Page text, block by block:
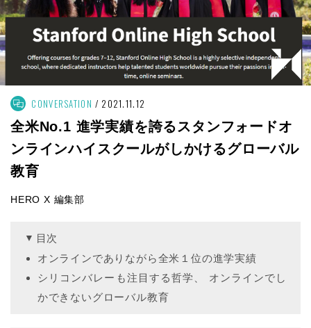
CONVERSATION 2021.11.12
全米No.1 進学実績を誇るスタンフォードオ
ンラインハイスクールがしかけるグローバル
教育
HERO X 編集部
目次
オンラインでありながら全米１位の進学実績
シリコンバレーも注目する哲学、 オンラインでし
かできないグローバル教育